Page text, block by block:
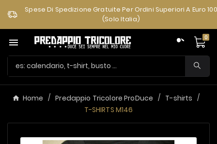
Spese Di Spedizione Gratuite Per Ordini Superiori A Euro 100
(solo Italia)
 0
Home Predappio Tricolore ProDuce
T-shirts
T-SHIRTS M146